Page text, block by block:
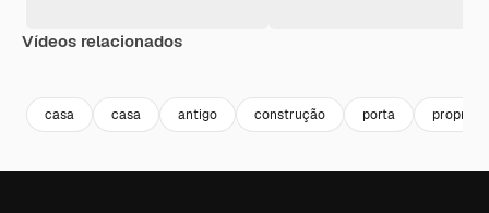
Vídeos relacionados
casa casa antigo construção porta